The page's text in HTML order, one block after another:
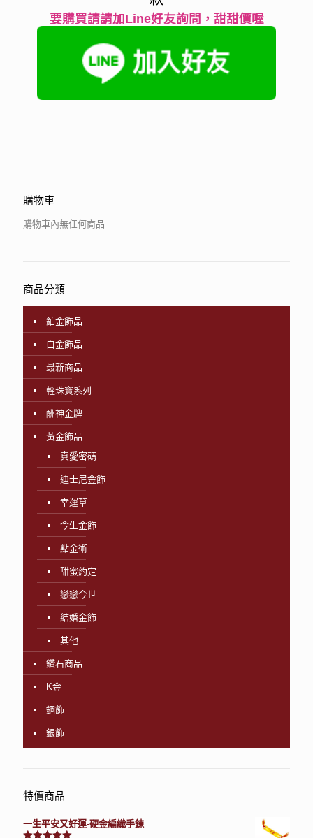
要購買請請加Line好友詢問，甜甜價喔
購物車
購物車內無任何商品
商品分類
鉑金飾品
白金飾品
最新商品
輕珠寶系列
酬神金牌
黃金飾品
真愛密碼
迪士尼金飾
幸運草
今生金飾
點金術
甜蜜約定
戀戀今世
結婚金飾
其他
鑽石商品
K金
鋼飾
銀飾
特價商品
一生平安又好運-硬金編織手鍊